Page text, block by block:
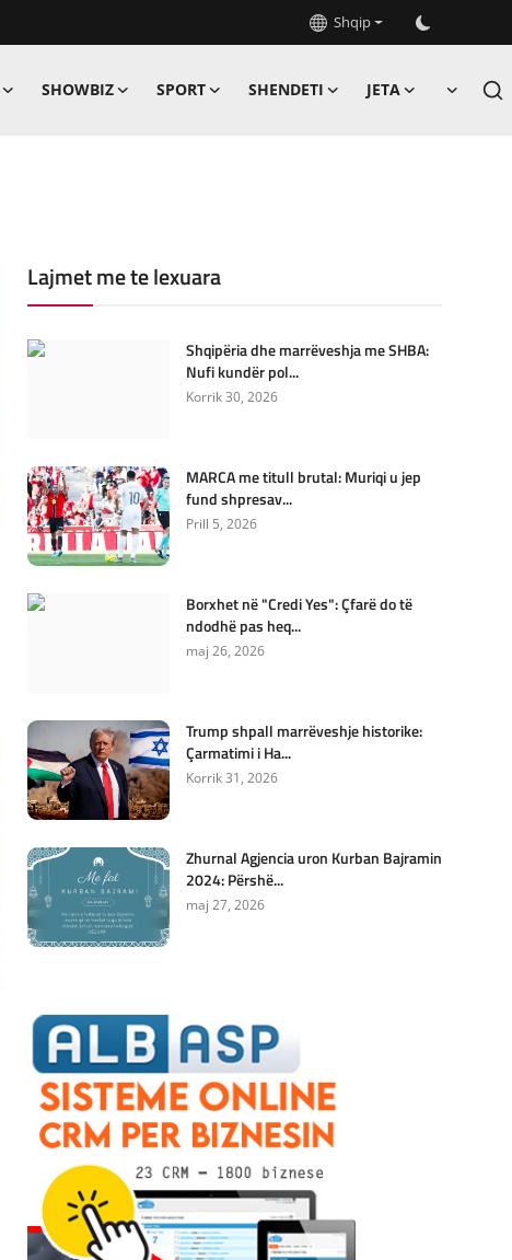
Shqip
SHOWBIZ SPORT SHENDETI JETA
Lajmet me te lexuara
Shqipëria dhe marrëveshja me SHBA:
Nufi kundër pol...
Korrik 30, 2026
MARCA me titull brutal: Muriqi u jep
fund shpresav...
Prill 5, 2026
Borxhet në "Credi Yes": Çfarë do të
ndodhë pas heq...
maj 26, 2026
Trump shpall marrëveshje historike:
Çarmatimi i Ha...
Korrik 31, 2026
Zhurnal Agjencia uron Kurban Bajramin
2024: Përshë...
maj 27, 2026